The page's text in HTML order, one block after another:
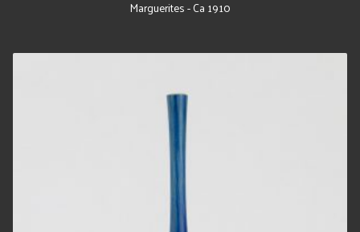
Marguerites - Ca 1910